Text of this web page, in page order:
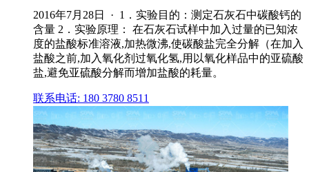
2016年7月28日 · 1．实验目的：测定石灰石中碳酸钙的
含量 2．实验原理： 在石灰石试样中加入过量的已知浓
度的盐酸标准溶液,加热微沸,使碳酸盐完全分解（在加入
盐酸之前,加入氧化剂过氧化氢,用以氧化样品中的亚硫酸
盐,避免亚硫酸分解而增加盐酸的耗量。
联系电话: 180 3780 8511